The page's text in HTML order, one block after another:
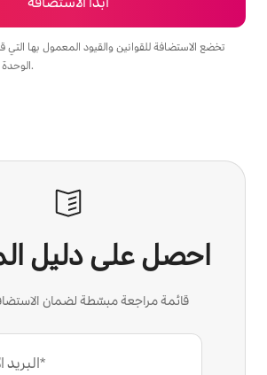
تخضع الاستضافة للقوانين والقيود المعمول بها التي
الوحدة غير مضمون وقابل للتغيير.
احصل على دليل
قائمة مراجعة مبسّطة لضمان
البريد الإلكتروني*